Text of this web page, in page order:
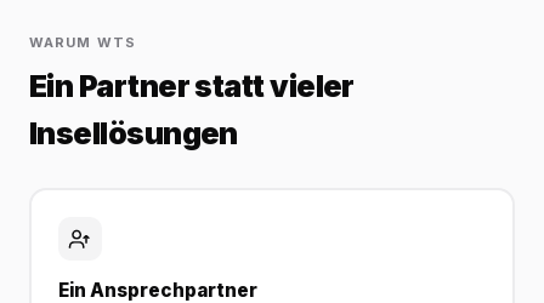
WARUM WTS
Ein Partner statt vieler
Insellösungen
Ein Ansprechpartner